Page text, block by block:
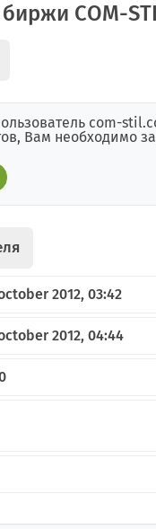
COM-
com-
Вам необходимо
2012, 03:42
2012, 04:44